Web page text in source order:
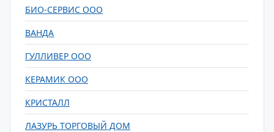
БИО-СЕРВИС ООО
ВАНДА
ГУЛЛИВЕР ООО
КЕРАМИК ООО
КРИСТАЛЛ
ЛАЗУРЬ ТОРГОВЫЙ ДОМ